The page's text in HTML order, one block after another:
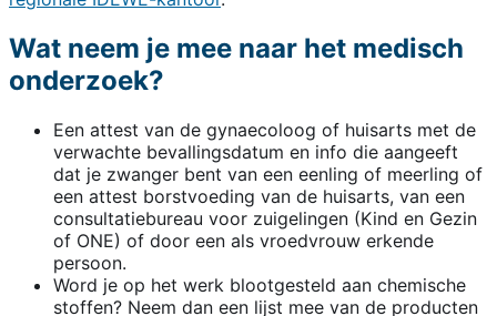
Wat neem je mee naar het medisch
onderzoek?
Een attest van de gynaecoloog of huisarts met de
verwachte bevallingsdatum en info die aangeeft
dat je zwanger bent van een eenling of meerling of
een attest borstvoeding van de huisarts, van een
consultatiebureau voor zuigelingen (Kind en Gezin
of ONE) of door een als vroedvrouw erkende
persoon.
Word je op het werk blootgesteld aan chemische
stoffen? Neem dan een lijst mee van de producten